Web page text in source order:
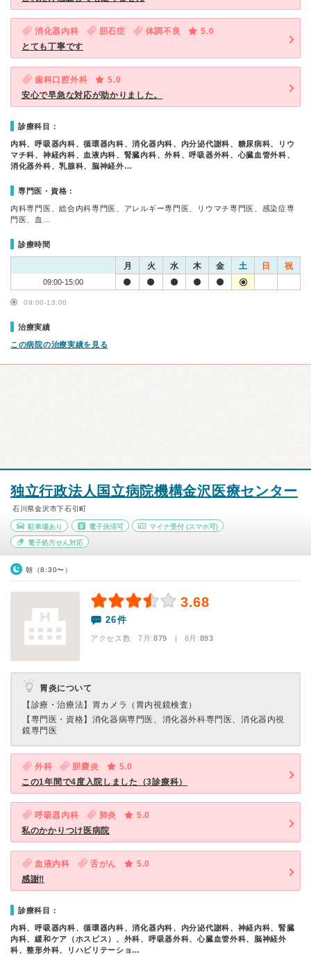
消化器内科 胆石症 体調不良
5.0
とても丁寧です
歯科口腔外科
5.0
安心で早急な対応が助かりました。
診療科目：
内科、呼吸器内科、循環器内科、消化器内科、内分泌代謝科、糖尿病科、リウ
マチ科、神経内科、血液内科、腎臓内科、外科、呼吸器外科、心臓血管外科、
消化器外科、乳腺科、脳神経外…
専門医・資格：
内科専門医、総合内科専門医、アレルギー専門医、リウマチ専門医、感染症専
門医、血…
診療時間
月 火 水 木 金 土 日 祝
09:00-15:00
09:00-13:00
治療実績
この病院の治療実績を見る
独立行政法人国立病院機構金沢医療センター
石川県金沢市下石引町
駐車場あり 電子決済可 マイナ受付 (スマホ可)
電子処方せん対応
朝（8:30〜）
3.68
26件
アクセス数 7月:879 | 6月:893
胃炎について
【診療・治療法】 胃カメラ（胃内視鏡検査）
【専門医・資格】 消化器病専門医、消化器外科専門医、消化器内視
鏡専門医
外科 胆嚢炎
5.0
この1年間で4度入院しました（3診療科）
呼吸器内科 肺炎
5.0
私のかかりつけ医病院
血液内科 舌がん
5.0
感謝‼
診療科目：
内科、呼吸器内科、循環器内科、消化器内科、内分泌代謝科、神経内科、腎臓
内科、緩和ケア（ホスピス）、外科、呼吸器外科、心臓血管外科、脳神経外
科、整形外科、リハビリテーショ…